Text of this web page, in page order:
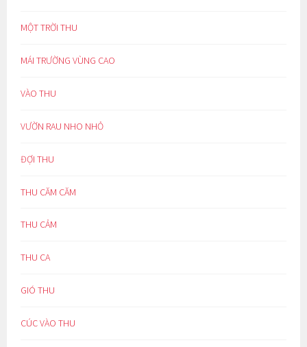
MỘT TRỜI THU
MÁI TRƯỜNG VÙNG CAO
VÀO THU
VƯỜN RAU NHO NHỎ
ĐỢI THU
THU CĂM CĂM
THU CẢM
THU CA
GIÓ THU
CÚC VÀO THU